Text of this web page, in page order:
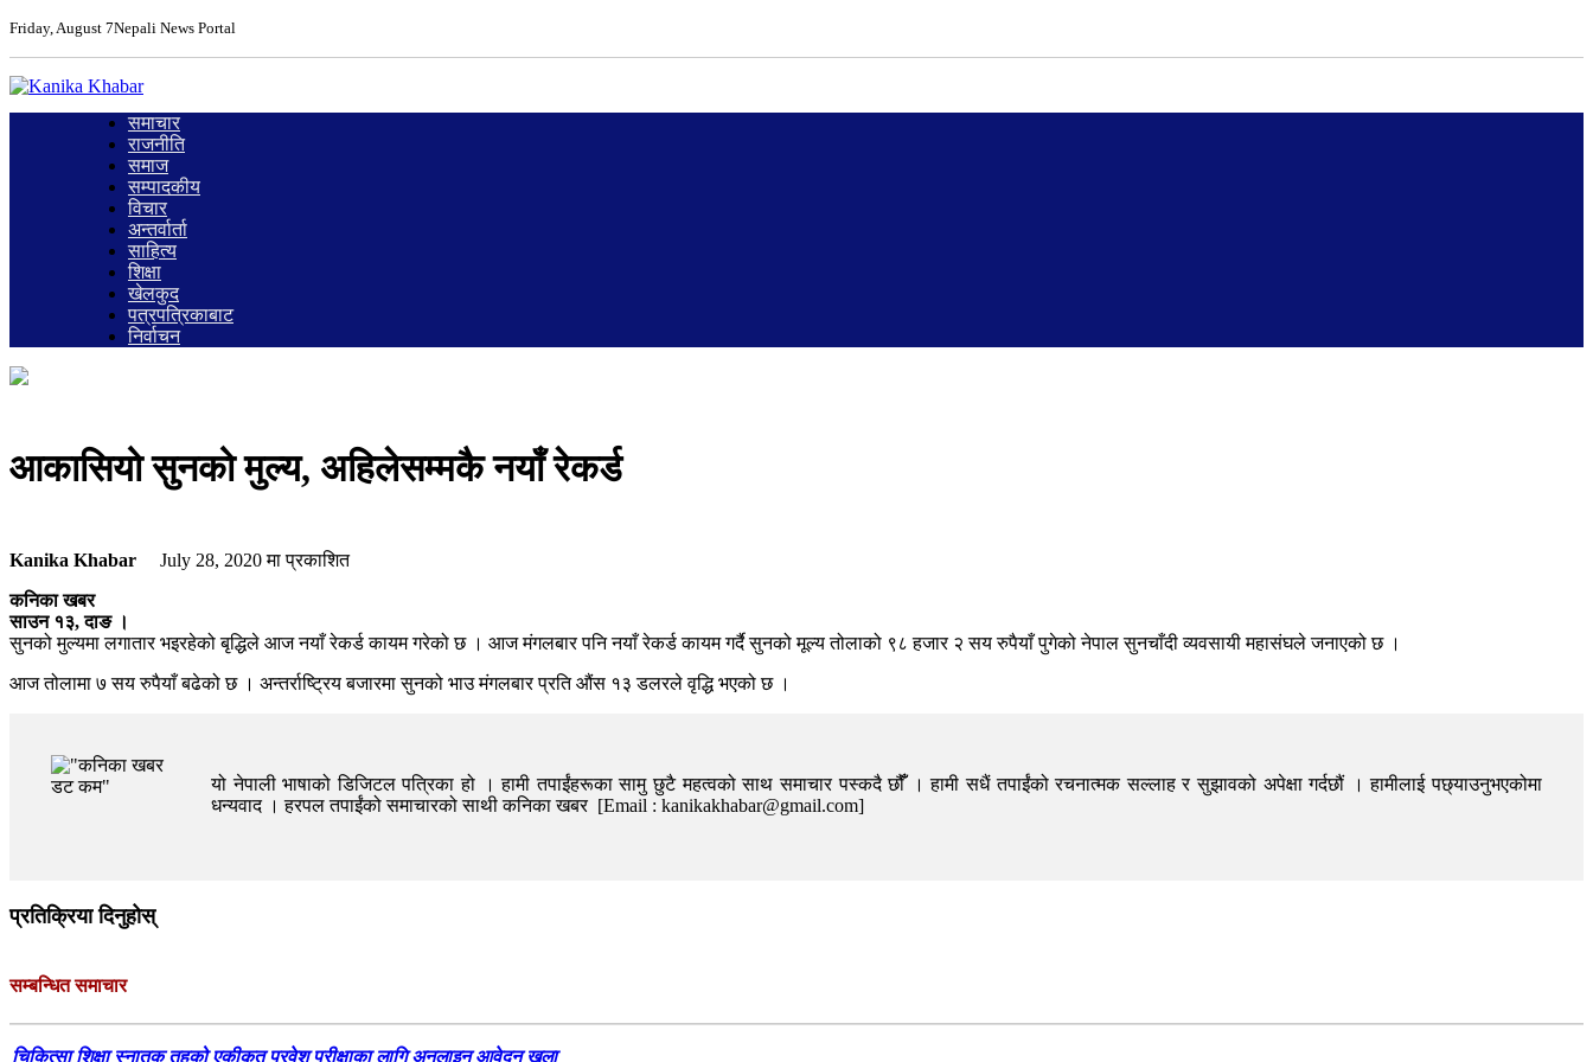
Friday, August 7Nepali News Portal
समाचार
राजनीति
समाज
सम्पादकीय
विचार
अन्तर्वार्ता
साहित्य
शिक्षा
खेलकुद
पत्रपत्रिकाबाट
निर्वाचन
आकासियो सुनको मुल्य, अहिलेसम्मकै नयाँ रेकर्ड
Kanika Khabar July 28, 2020मा प्रकाशित
कनिका खबर
साउन १३, दाङ ।
सुनको मुल्यमा लगातार भइरहेको बृद्धिले आज नयाँ रेकर्ड कायम गरेको छ । आज मंगलबार पनि नयाँ रेकर्ड कायम गर्दै सुनको मूल्य तोलाको ९८ हजार २ सय रुपैयाँ पुगेको नेपाल सुनचाँदी व्यवसायी महासंघले जनाएको छ ।
आज तोलामा ७ सय रुपैयाँ बढेको छ । अन्तर्राष्ट्रिय बजारमा सुनको भाउ मंगलबार प्रति औंस १३ डलरले वृद्धि भएको छ ।
यो नेपाली भाषाको डिजिटल पत्रिका हो । हामी तपाईंहरूका सामु छुटै महत्वको साथ समाचार पस्कदै छौँँ । हामी सधैं तपाईंको रचनात्मक सल्लाह र सुझावको अपेक्षा गर्दछौं । हामीलाई पछ्याउनुभएकोमा
धन्यवाद । हरपल तपाईंको समाचारको साथी कनिका खबर [Email : kanikakhabar@gmail.com]
प्रतिक्रिया दिनुहोस्
सम्बन्धित समाचार
चिकित्सा शिक्षा स्नातक तहको एकीकृत प्रवेश परीक्षाका लागि अनलाइन आवेदन खुला